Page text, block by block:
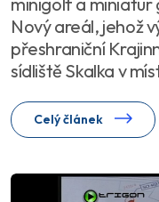
Nový areál, jehož
přeshraniční
sídliště Skalka v
Celý článek